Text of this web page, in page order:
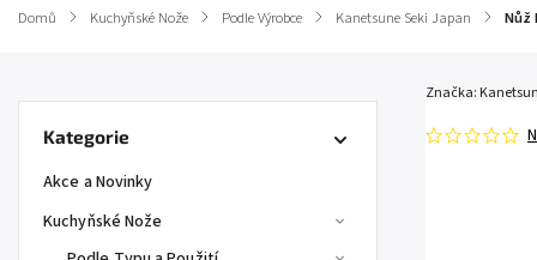
Domů / Kuchyňské Nože / Podle Výrobce / Kanetsune Seki Japan / Nůž
Kategorie
Akce a Novinky
Kuchyňské Nože
Značka: